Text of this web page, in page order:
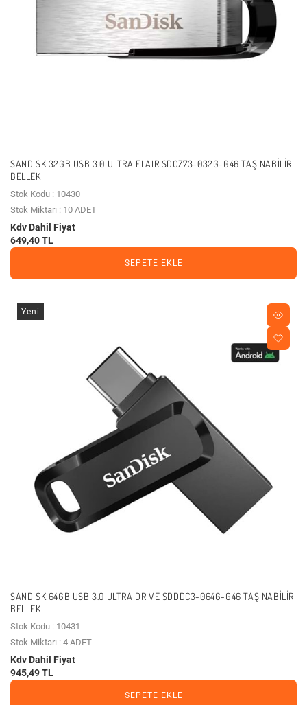
SANDISK 32GB USB 3.0 ULTRA FLAIR SDCZ73-032G-G46 TAŞINABILIR
BELLEK
Stok Kodu : 10430
Stok Miktarı : 10 ADET
Kdv Dahil Fiyat
649,40 TL
SEPETE EKLE
Yeni
SANDISK 64GB USB 3.0 ULTRA DRIVE SDDDC3-064G-G46 TAŞINABILIR
BELLEK
Stok Kodu : 10431
Stok Miktarı : 4 ADET
Kdv Dahil Fiyat
945,49 TL
SEPETE EKLE